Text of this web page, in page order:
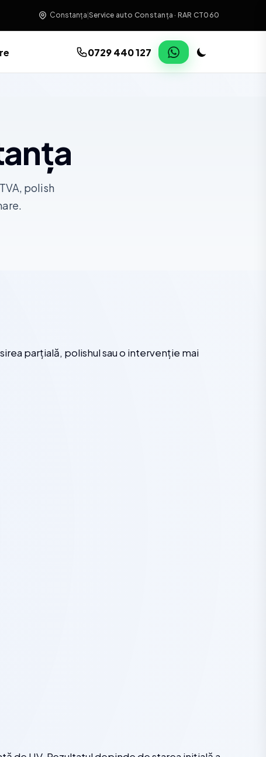
Constanța Service auto Constanța · RAR CT060
0729 440 127
polish
parțială, polishul sau o intervenție mai